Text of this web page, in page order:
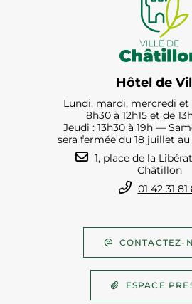
Hôtel de
Lundi, mardi, mercredi et
8h30 à 12h15 et de
Jeudi : 13h30 à 19h —
sera fermée du 18 juillet
1, place de la
Châtillon
01 42 31 81
CONTACTEZ-
ESPACE